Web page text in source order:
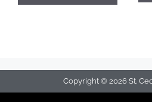
Copyright © 2026 St.